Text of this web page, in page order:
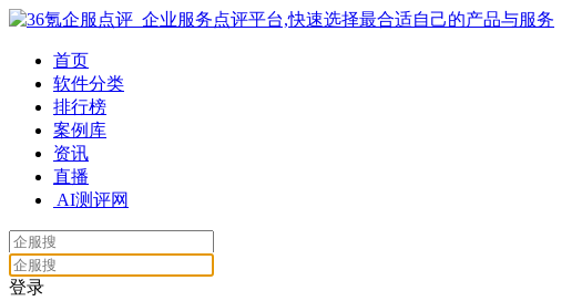
首页
软件分类
排行榜
案例库
资讯
直播
AI测评网
登录